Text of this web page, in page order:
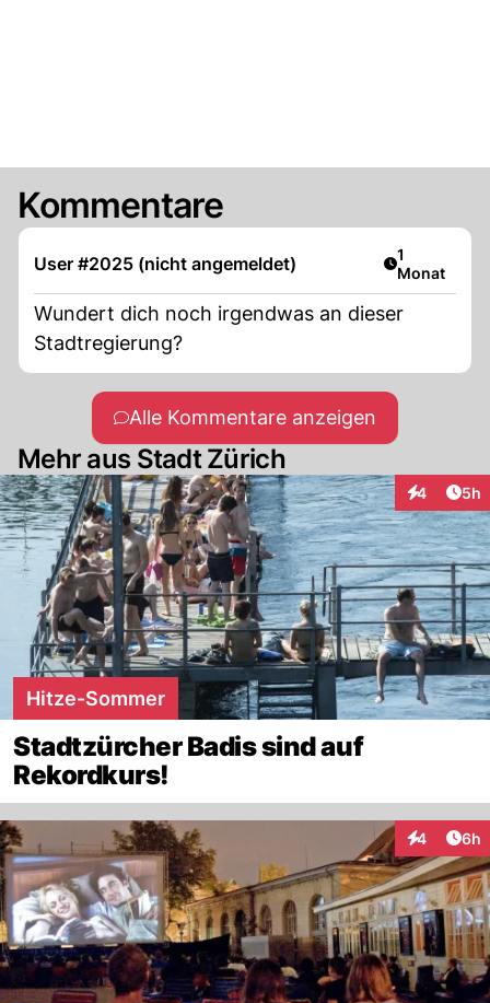
Kommentare
User #2025 (nicht angemeldet) Artikel
1
Monat
Wundert dich noch irgendwas an dieser
Stadtregierung?
Alle Kommentare anzeigen
Mehr aus Stadt Zürich
4 5h
Hitze-Sommer
Stadtzürcher Badis sind auf
Rekordkurs!
4 6h